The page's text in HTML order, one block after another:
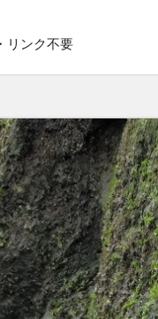
リンク不要